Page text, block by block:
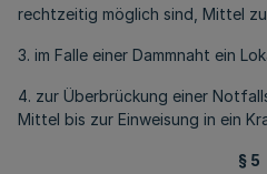
rechtzeitig möglich sind, Mittel
3. im Falle einer Dammnaht ein
4. zur Überbrückung einer
Mittel bis zur Einweisung in ein
§ 5